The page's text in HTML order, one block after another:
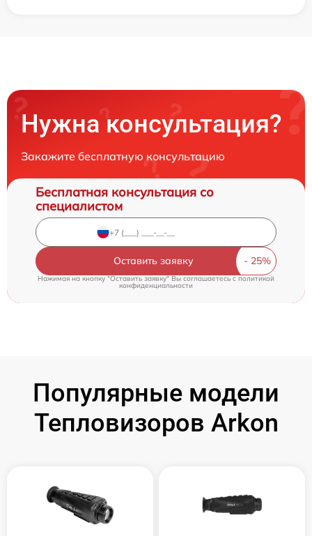
Нужна консультация?
Закажите бесплатную консультацию
Бесплатная консультация со
специалистом
Оставить заявку
Нажимая на кнопку "Оставить заявку" Вы соглашаетесь c политикой
конфиденциальности
Популярные модели
Тепловизоров Arkon